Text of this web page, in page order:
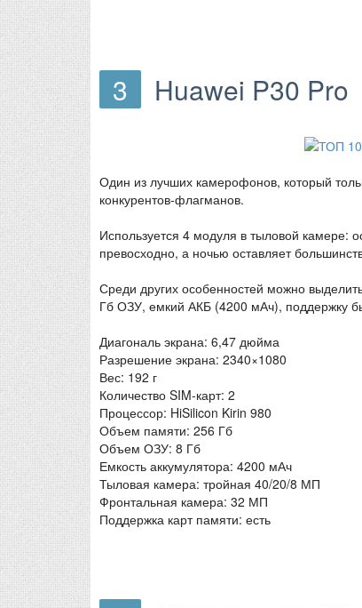
3 Huawei P30 Pro
Один из лучших камерофонов, который
конкурентов-флагманов.
Используется 4 модуля в тыловой камере:
превосходно, а ночью оставляет
Среди других особенностей можно
Гб ОЗУ, емкий АКБ (4200 мАч), поддержку
Диагональ экрана: 6,47 дюйма
Разрешение экрана: 2340×1080
Вес: 192 г
Количество SIM-карт: 2
Процессор: HiSilicon Kirin 980
Объем памяти: 256 Гб
Объем ОЗУ: 8 Гб
Емкость аккумулятора: 4200 мАч
Тыловая камера: тройная 40/20/8 МП
Фронтальная камера: 32 МП
Поддержка карт памяти: есть